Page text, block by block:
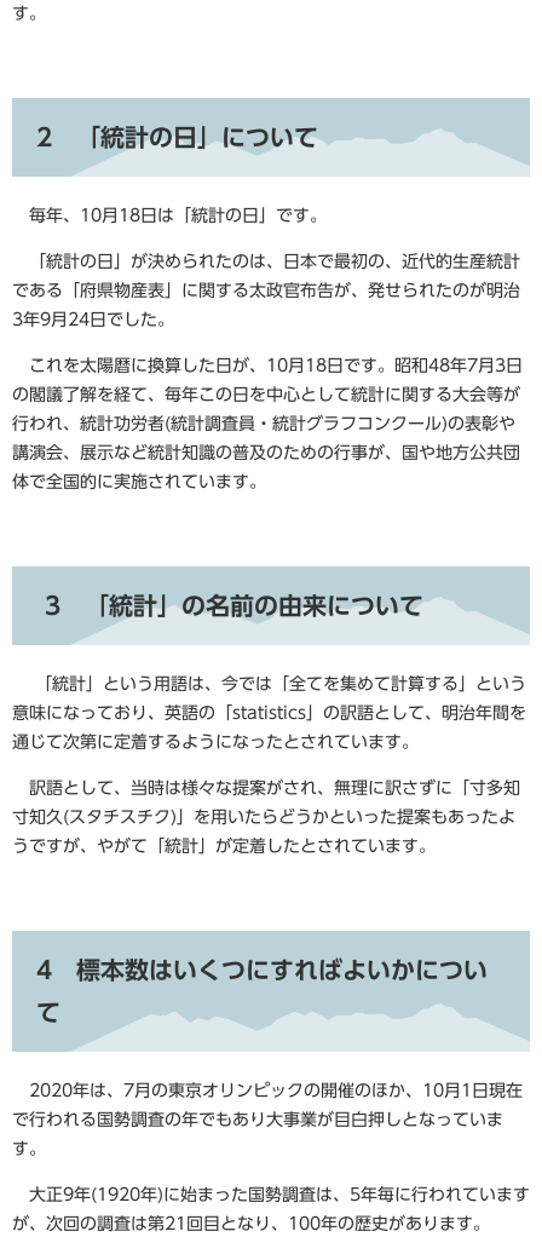
す。
2 「統計の日」について
毎年、10月18日は「統計の日」です。
「統計の日」が決められたのは、日本で最初の、近代的生産統計
である「府県物産表」に関する太政官布告が、発せられたのが明治
3年9月24日でした。
これを太陽暦に換算した日が、10月18日です。昭和48年7月3日
の閣議了解を経て、毎年この日を中心として統計に関する大会等が
行われ、統計功労者(統計調査員・統計グラフコンクール)の表彰や
講演会、展示など統計知識の普及のための行事が、国や地方公共団
体で全国的に実施されています。
3 「統計」の名前の由来について
「統計」という用語は、今では「全てを集めて計算する」という
意味になっており、英語の「statistics」の訳語として、明治年間を
通じて次第に定着するようになったとされています。
訳語として、当時は様々な提案がされ、無理に訳さずに「寸多知
寸知久(スタチスチク)」を用いたらどうかといった提案もあったよ
うですが、やがて「統計」が定着したとされています。
4 標本数はいくつにすればよいかについ
て
2020年は、7月の東京オリンピックの開催のほか、10月1日現在
で行われる国勢調査の年でもあり大事業が目白押しとなっていま
す。
大正9年(1920年)に始まった国勢調査は、5年毎に行われています
が、次回の調査は第21回目となり、100年の歴史があります。